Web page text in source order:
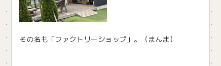
その名も「ファクトリーショップ」。（まんま）